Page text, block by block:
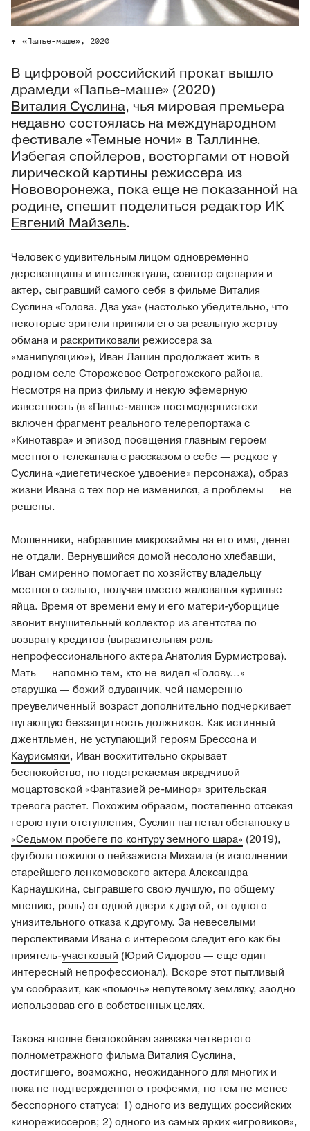
«Папье-маше», 2020
В цифровой российский прокат вышло
драмеди «Папье-маше» (2020)
Виталия Суслина, чья мировая премьера
недавно состоялась на международном
фестивале «Темные ночи» в Таллинне.
Избегая спойлеров, восторгами от новой
лирической картины режиссера из
Нововоронежа, пока еще не показанной на
родине, спешит поделиться редактор ИК
Евгений Майзель.
Человек с удивительным лицом одновременно
деревенщины и интеллектуала, соавтор сценария и
актер, сыгравший самого себя в фильме Виталия
Суслина «Голова. Два уха» (настолько убедительно, что
некоторые зрители приняли его за реальную жертву
обмана и раскритиковали режиссера за
«манипуляцию»), Иван Лашин продолжает жить в
родном селе Сторожевое Острогожского района.
Несмотря на приз фильму и некую эфемерную
известность (в «Папье-маше» постмодернистски
включен фрагмент реального телерепортажа с
«Кинотавра» и эпизод посещения главным героем
местного телеканала с рассказом о себе — редкое у
Суслина «диегетическое удвоение» персонажа), образ
жизни Ивана с тех пор не изменился, а проблемы — не
решены.
Мошенники, набравшие микрозаймы на его имя, денег
не отдали. Вернувшийся домой несолоно хлебавши,
Иван смиренно помогает по хозяйству владельцу
местного сельпо, получая вместо жалованья куриные
яйца. Время от времени ему и его матери-уборщице
звонит внушительный коллектор из агентства по
возврату кредитов (выразительная роль
непрофессионального актера Анатолия Бурмистрова).
Мать — напомню тем, кто не видел «Голову...» —
старушка — божий одуванчик, чей намеренно
преувеличенный возраст дополнительно подчеркивает
пугающую беззащитность должников. Как истинный
джентльмен, не уступающий героям Брессона и
Каурисмяки, Иван восхитительно скрывает
беспокойство, но подстрекаемая вкрадчивой
моцартовской «Фантазией ре-минор» зрительская
тревога растет. Похожим образом, постепенно отсекая
герою пути отступления, Суслин нагнетал обстановку в
«Седьмом пробеге по контуру земного шара» (2019),
футболя пожилого пейзажиста Михаила (в исполнении
старейшего ленкомовского актера Александра
Карнаушкина, сыгравшего свою лучшую, по общему
мнению, роль) от одной двери к другой, от одного
унизительного отказа к другому. За невеселыми
перспективами Ивана с интересом следит его как бы
приятель-участковый (Юрий Сидоров — еще один
интересный непрофессионал). Вскоре этот пытливый
ум сообразит, как «помочь» непутевому земляку, заодно
использовав его в собственных целях.
Такова вполне беспокойная завязка четвертого
полнометражного фильма Виталия Суслина,
достигшего, возможно, неожиданного для многих и
пока не подтвержденного трофеями, но тем не менее
бесспорного статуса: 1) одного из ведущих российских
кинорежиссеров; 2) одного из самых ярких «игровиков»,